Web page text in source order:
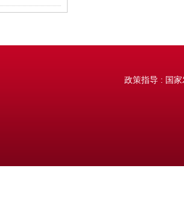
政策指导 : 国